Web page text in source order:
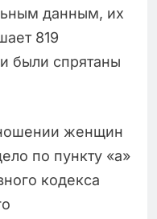
данным, их
819
были спрятаны
женщин
по пункту «а»
кодекса